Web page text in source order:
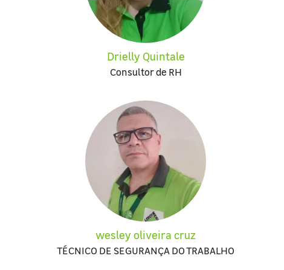
Drielly Quintale
Consultor de RH
wesley oliveira cruz
TÉCNICO DE SEGURANÇA DO TRABALHO